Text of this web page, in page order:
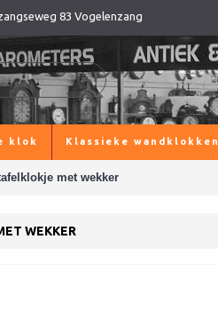
83 Vogelenzang
klok Klassieke wandklokken
met wekker
WEKKER